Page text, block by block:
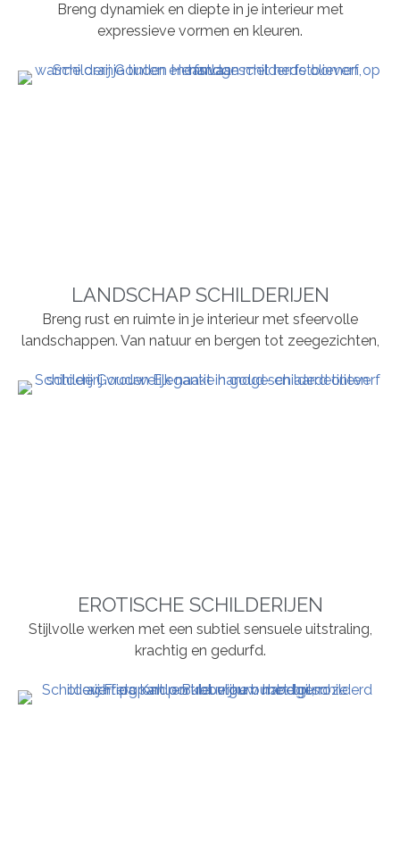
Breng dynamiek en diepte in je interieur met
expressieve vormen en kleuren.
LANDSCHAP SCHILDERIJEN
Breng rust en ruimte in je interieur met sfeervolle
landschappen. Van natuur en bergen tot zeegezichten,
EROTISCHE SCHILDERIJEN
Stijlvolle werken met een subtiel sensuele uitstraling,
krachtig en gedurfd.